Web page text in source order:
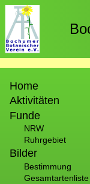
Direkt
zum
Inhalt
Home
Aktivitäten
Funde
NRW
Ruhrgebiet
Bilder
Bestimmung
Gesamtartenliste